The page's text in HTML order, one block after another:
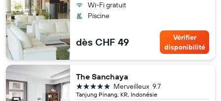
Wi-Fi gratuit
Piscine
dès CHF 49
Vérifier
disponibilité
The Sanchaya
Tanjung Pinang, KR, Indonésie
9.7
Merveilleux
5 étoiles